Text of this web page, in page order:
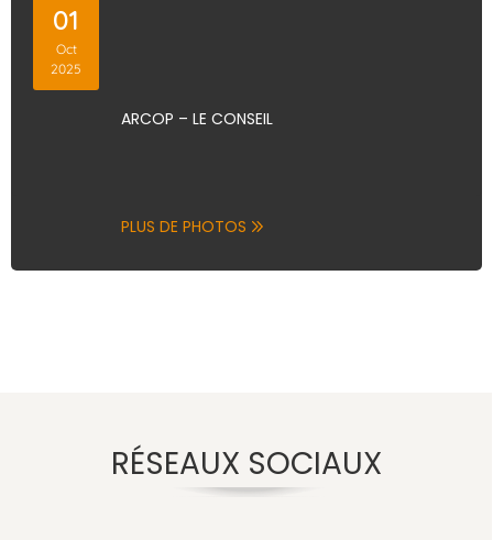
ARCOP – LE CONSEIL
01
Oct
2025
PLUS DE PHOTOS
RÉSEAUX SOCIAUX